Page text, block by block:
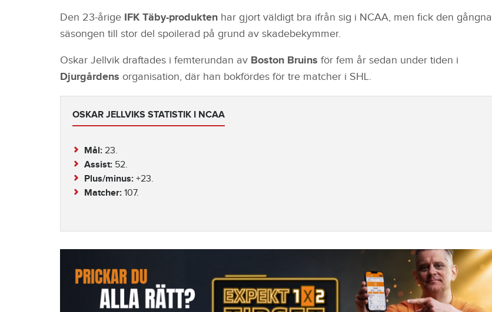
Den 23-årige IFK Täby-produkten har gjort väldigt bra ifrån sig i NCAA, men fick den gångna
säsongen till stor del spoilerad på grund av skadebekymmer.
Oskar Jellvik draftades i femterundan av Boston Bruins för fem år sedan under tiden i
Djurgårdens organisation, där han bokfördes för tre matcher i SHL.
OSKAR JELLVIKS STATISTIK I NCAA
Mål: 23.
Assist: 52.
Plus/minus: +23.
Matcher: 107.